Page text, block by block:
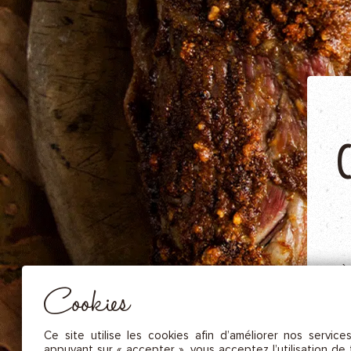
NOS SAUCES
NOS MOUTARDES
NOS ÉPICES GOURMANDES
NOS TISANES
Cookies
Ce site utilise les cookies afin d’améliorer nos
CES COOKIES SONT NÉCESSAIRES AU BON FONCTIONNEMENT DU SITE. ILS NE PEUVENT PAS
DÉSACTIVÉS.
Mesure d’audience
Ces cookies nous permettent de mesurer le nombre de visites, de
d’établir des statistiques afin d’en améliorer la qualité, l’ergonomie et
performance.
Les cookies marketing sont utilisés pour effectuer le suivi des